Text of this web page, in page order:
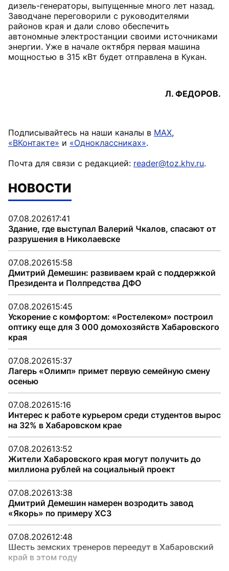
дизель-генераторы, выпущенные много лет назад.
Заводчане переговорили с руководителями
районов края и дали слово обеспечить
автономные электростанции своими источниками
энергии. Уже в начале октября первая машина
мощностью в 315 кВт будет отправлена в Кукан.
Л. ФЕДОРОВ.
Подписывайтесь на наши каналы в MAX,
«ВКонтакте» и «Одноклассниках».
Почта для связи с редакцией: reader@toz.khv.ru.
НОВОСТИ
07.08.202617:41
Здание, где выступал Валерий Чкалов, спасают от
разрушения в Николаевске
07.08.202615:58
Дмитрий Демешин: развиваем край с поддержкой
Президента и Полпредства ДФО
07.08.202615:45
Ускорение с комфортом: «Ростелеком» построил
оптику еще для 3 000 домохозяйств Хабаровского
края
07.08.202615:37
Лагерь «Олимп» примет первую семейную смену
осенью
07.08.202615:16
Интерес к работе курьером среди студентов вырос
на 32% в Хабаровском крае
07.08.202613:52
Жители Хабаровского края могут получить до
миллиона рублей на социальный проект
07.08.202613:38
Дмитрий Демешин намерен возродить завод
«Якорь» по примеру ХСЗ
07.08.202612:48
Шесть земских тренеров переедут в Хабаровский
край в этом году